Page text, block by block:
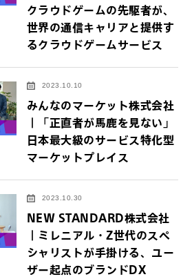
クラウドゲームの先駆者が、
世界の通信キャリアと提供す
るクラウドゲームサービス
2023.10.10
みんなのマーケット株式会社
｜「正直者が馬鹿を見ない」
日本最大級のサービス特化型
マーケットプレイス
2023.10.30
NEW STANDARD株式会社
｜ミレニアル・Z世代のスペ
シャリストが手掛ける、ユー
ザー起点のブランドDX